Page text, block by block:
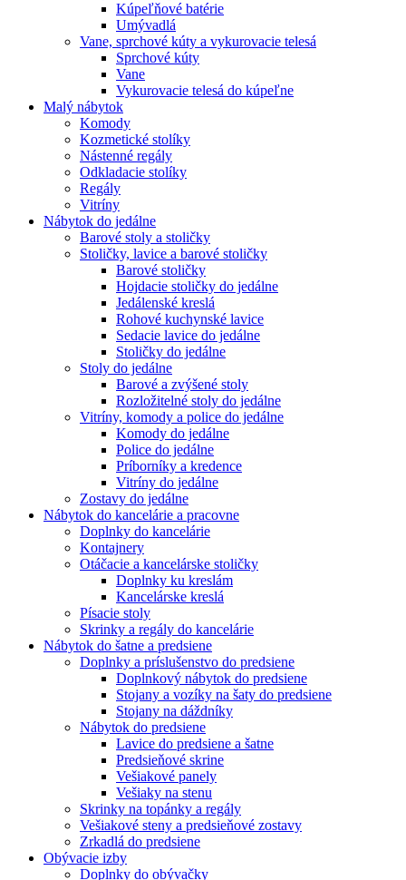
Kúpeľňové batérie
Umývadlá
Vane, sprchové kúty a vykurovacie telesá
Sprchové kúty
Vane
Vykurovacie telesá do kúpeľne
Malý nábytok
Komody
Kozmetické stolíky
Nástenné regály
Odkladacie stolíky
Regály
Vitríny
Nábytok do jedálne
Barové stoly a stoličky
Stoličky, lavice a barové stoličky
Barové stoličky
Hojdacie stoličky do jedálne
Jedálenské kreslá
Rohové kuchynské lavice
Sedacie lavice do jedálne
Stoličky do jedálne
Stoly do jedálne
Barové a zvýšené stoly
Rozložitelné stoly do jedálne
Vitríny, komody a police do jedálne
Komody do jedálne
Police do jedálne
Príborníky a kredence
Vitríny do jedálne
Zostavy do jedálne
Nábytok do kancelárie a pracovne
Doplnky do kancelárie
Kontajnery
Otáčacie a kancelárske stoličky
Doplnky ku kreslám
Kancelárske kreslá
Písacie stoly
Skrinky a regály do kancelárie
Nábytok do šatne a predsiene
Doplnky a príslušenstvo do predsiene
Doplnkový nábytok do predsiene
Stojany a vozíky na šaty do predsiene
Stojany na dáždníky
Nábytok do predsiene
Lavice do predsiene a šatne
Predsieňové skrine
Vešiakové panely
Vešiaky na stenu
Skrinky na topánky a regály
Vešiakové steny a predsieňové zostavy
Zrkadlá do predsiene
Obývacie izby
Doplnky do obývačky